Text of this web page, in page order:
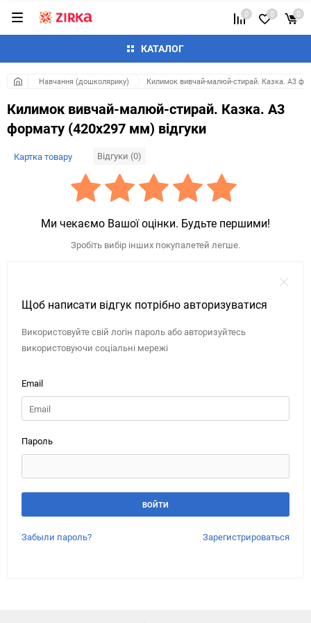
КАТАЛОГ
0 0 0
Навчання (дошколярику) Килимок вивчай-малюй-стирай. Казка. А3
Килимок вивчай-малюй-стирай. Казка. А3
формату (420х297 мм) відгуки
Картка товару Відгуки (0)
Ми чекаємо Вашої оцінки. Будьте першими!
Зробіть вибір інших покупалетей легше.
Щоб написати відгук потрібно авторизуватися
Використовуйте свій логін пароль або авторизуйтесь
використовуючи соціальні мережі
Email
Пароль
Забыли пароль? Зарегистрироваться